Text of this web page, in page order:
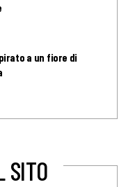
a un fiore di
SITO